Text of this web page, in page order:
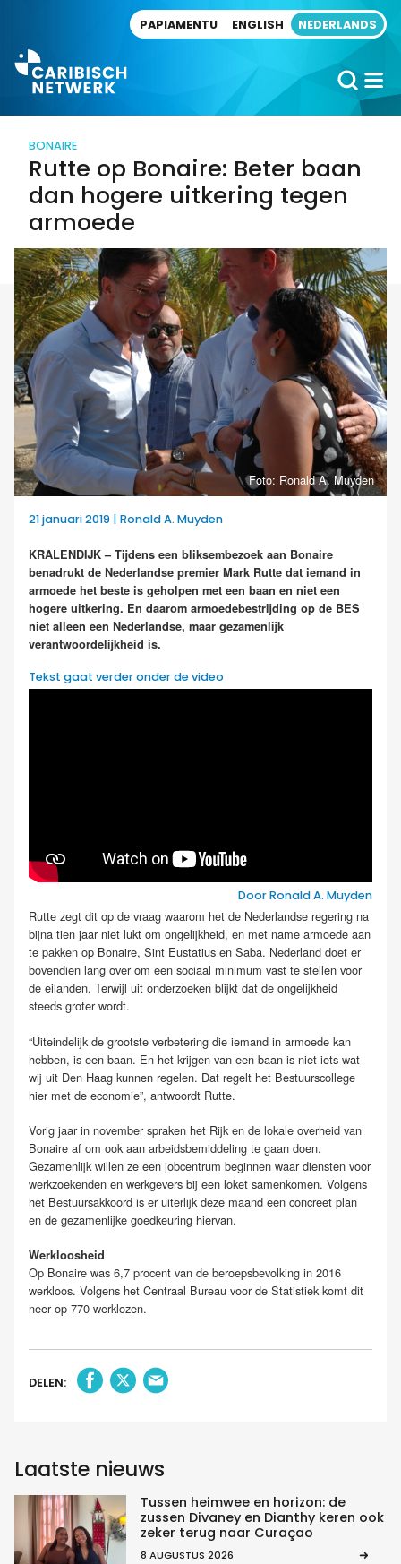
PAPIAMENTU ENGLISH NEDERLANDS
BONAIRE
Rutte op Bonaire: Beter baan
dan hogere uitkering tegen
armoede
Foto: Ronald A. Muyden
21 januari 2019 | Ronald A. Muyden
KRALENDIJK – Tijdens een bliksembezoek aan Bonaire
benadrukt de Nederlandse premier Mark Rutte dat iemand in
armoede het beste is geholpen met een baan en niet een
hogere uitkering. En daarom armoedebestrijding op de BES
niet alleen een Nederlandse, maar gezamenlijk
verantwoordelijkheid is.
Tekst gaat verder onder de video
Door Ronald A. Muyden
Rutte zegt dit op de vraag waarom het de Nederlandse regering na
bijna tien jaar niet lukt om ongelijkheid, en met name armoede aan
te pakken op Bonaire, Sint Eustatius en Saba. Nederland doet er
bovendien lang over om een sociaal minimum vast te stellen voor
de eilanden. Terwijl uit onderzoeken blijkt dat de ongelijkheid
steeds groter wordt.
“Uiteindelijk de grootste verbetering die iemand in armoede kan
hebben, is een baan. En het krijgen van een baan is niet iets wat
wij uit Den Haag kunnen regelen. Dat regelt het Bestuurscollege
hier met de economie”, antwoordt Rutte.
Vorig jaar in november spraken het Rijk en de lokale overheid van
Bonaire af om ook aan arbeidsbemiddeling te gaan doen.
Gezamenlijk willen ze een jobcentrum beginnen waar diensten voor
werkzoekenden en werkgevers bij een loket samenkomen. Volgens
het Bestuursakkoord is er uiterlijk deze maand een concreet plan
en de gezamenlijke goedkeuring hiervan.
Werkloosheid
Op Bonaire was 6,7 procent van de beroepsbevolking in 2016
werkloos. Volgens het Centraal Bureau voor de Statistiek komt dit
neer op 770 werklozen.
DELEN:
Laatste nieuws
Tussen heimwee en horizon: de
zussen Divaney en Dianthy keren ook
zeker terug naar Curaçao
8 AUGUSTUS 2026